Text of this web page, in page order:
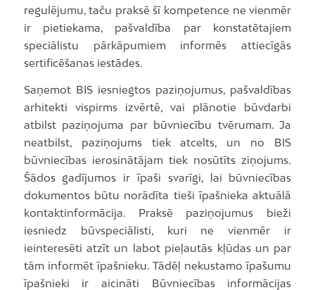
regulējumu, taču praksē šī kompetence ne vienmēr
ir pietiekama, pašvaldība par konstatētajiem
speciālistu pārkāpumiem informēs attiecīgās
sertificēšanas iestādes.
Saņemot BIS iesniegtos paziņojumus, pašvaldības
arhitekti vispirms izvērtē, vai plānotie būvdarbi
atbilst paziņojuma par būvniecību tvērumam. Ja
neatbilst, paziņojums tiek atcelts, un no BIS
būvniecības ierosinātājam tiek nosūtīts ziņojums.
Šādos gadījumos ir īpaši svarīgi, lai būvniecības
dokumentos būtu norādīta tieši īpašnieka aktuālā
kontaktinformācija. Praksē paziņojumus bieži
iesniedz būvspeciālisti, kuri ne vienmēr ir
ieinteresēti atzīt un labot pieļautās kļūdas un par
tām informēt īpašnieku. Tādēļ nekustamo īpašumu
īpašnieki ir aicināti Būvniecības informācijas